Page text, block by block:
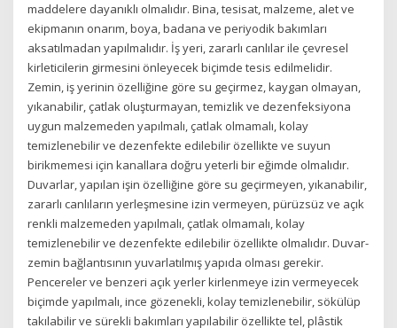
maddelere dayanıklı olmalıdır. Bina, tesisat, malzeme, alet ve
ekipmanın onarım, boya, badana ve periyodik bakımları
aksatılmadan yapılmalıdır. İş yeri, zararlı canlılar ile çevresel
kirleticilerin girmesini önleyecek biçimde tesis edilmelidir.
Zemin, iş yerinin özelliğine göre su geçirmez, kaygan olmayan,
yıkanabilir, çatlak oluşturmayan, temizlik ve dezenfeksiyona
uygun malzemeden yapılmalı, çatlak olmamalı, kolay
temizlenebilir ve dezenfekte edilebilir özellikte ve suyun
birikmemesi için kanallara doğru yeterli bir eğimde olmalıdır.
Duvarlar, yapılan işin özelliğine göre su geçirmeyen, yıkanabilir,
zararlı canlıların yerleşmesine izin vermeyen, pürüzsüz ve açık
renkli malzemeden yapılmalı, çatlak olmamalı, kolay
temizlenebilir ve dezenfekte edilebilir özellikte olmalıdır. Duvar-
zemin bağlantısının yuvarlatılmış yapıda olması gerekir.
Pencereler ve benzeri açık yerler kirlenmeye izin vermeyecek
biçimde yapılmalı, ince gözenekli, kolay temizlenebilir, sökülüp
takılabilir ve sürekli bakımları yapılabilir özellikte tel, plâstik